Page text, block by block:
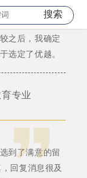
搜索
硕的信息开始
之后，我确定
选定了优越。
专业
到了满意的留
回复消息很及